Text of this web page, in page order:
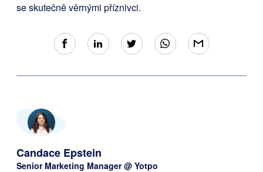
se skutečně věrnými příznivci.
Candace Epstein
Senior Marketing Manager @ Yotpo